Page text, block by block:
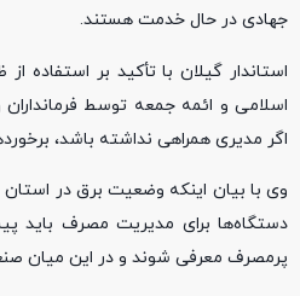
جهادی در حال خدمت هستند.
استاندار گیلان با تأکید بر استفاده
اسلامی و ائمه جمعه توسط
اگر مدیری همراهی نداشته باشد،
وی با بیان اینکه وضعیت برق در
دستگاه‌ها برای مدیریت مصرف باید
پرمصرف معرفی شوند و در این میان